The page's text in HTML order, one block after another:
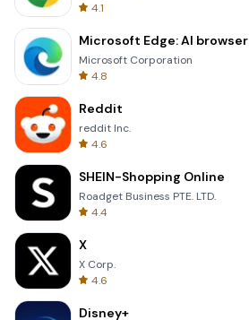
4.1
Microsoft Edge: AI browser
Microsoft Corporation
4.8
Reddit
reddit Inc.
4.6
SHEIN-Shopping Online
Roadget Business PTE. LTD.
4.4
X
X Corp.
4.6
Disney+